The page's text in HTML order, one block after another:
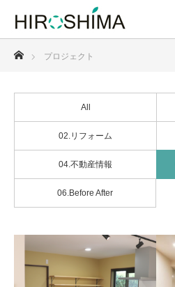
プロジェクト
All
02.リフォーム
04.不動産情報
06.Before After